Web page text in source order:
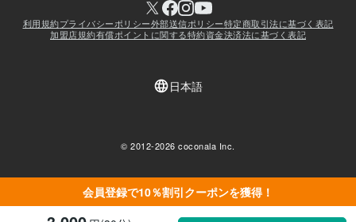
会員登録で10％割引クーポンを獲得！